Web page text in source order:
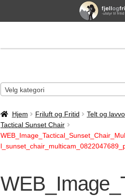
Velg kategori
Hjem Friluft og Fritid Telt og lavvo
Tactical Sunset Chair